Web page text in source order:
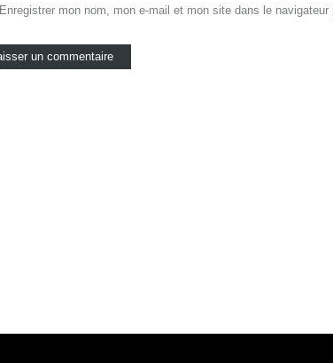
Enregistrer mon nom, mon e-mail et mon site dans le